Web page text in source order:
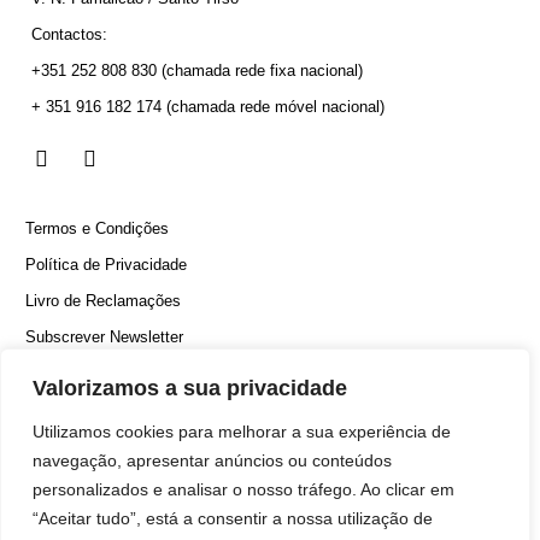
Valorizamos a sua privacidade
Utilizamos cookies para melhorar a sua experiência de
navegação, apresentar anúncios ou conteúdos
personalizados e analisar o nosso tráfego. Ao clicar em
“Aceitar tudo”, está a consentir a nossa utilização de
Contactos:
+351 252 808 830 (chamada rede fixa nacional)
+ 351 916 182 174 (chamada rede móvel nacional)
Termos e Condições
Política de Privacidade
Livro de Reclamações
Subscrever Newsletter